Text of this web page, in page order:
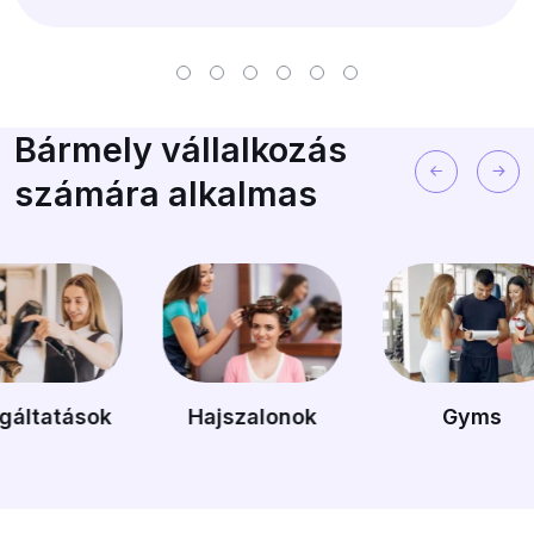
Bármely vállalkozás
számára alkalmas
Hajszalonok